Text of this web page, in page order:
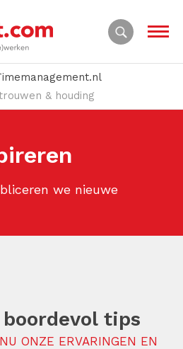
& houding
we nieuwe
tips
ONZE ERVARINGEN EN